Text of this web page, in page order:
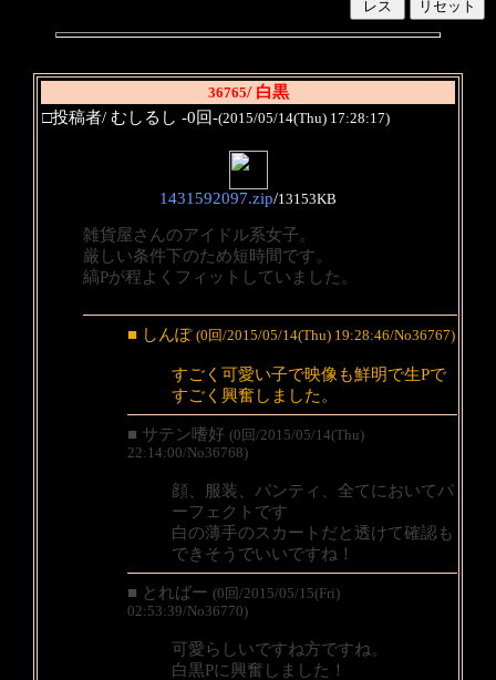
36765/ 白黒
□投稿者/ むしるし -0回-(2015/05/14(Thu) 17:28:17)
1431592097.zip/13153KB
雑貨屋さんのアイドル系女子。
厳しい条件下のため短時間です。
縞Pが程よくフィットしていました。
■ しんぽ (0回/2015/05/14(Thu) 19:28:46/No36767)
すごく可愛い子で映像も鮮明で生Pで
すごく興奮しました。
■ サテン嗜好 (0回/2015/05/14(Thu)
22:14:00/No36768)
顔、服装、パンティ、全てにおいてパ
ーフェクトです
白の薄手のスカートだと透けて確認も
できそうでいいですね！
■ とればー (0回/2015/05/15(Fri)
02:53:39/No36770)
可愛らしいですね方ですね。
白黒Pに興奮しました！